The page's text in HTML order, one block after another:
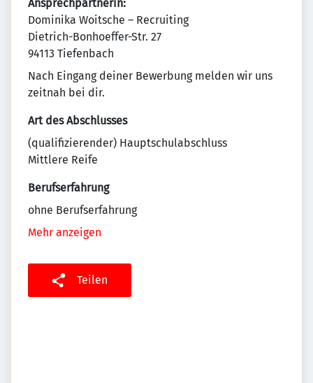
Ansprechpartnerin:
Dominika Woitsche – Recruiting
Dietrich-Bonhoeffer-Str. 27
94113 Tiefenbach
Nach Eingang deiner Bewerbung melden wir uns
zeitnah bei dir.
Art des Abschlusses
(qualifizierender) Hauptschulabschluss
Mittlere Reife
Berufserfahrung
ohne Berufserfahrung
Mehr anzeigen
Teilen